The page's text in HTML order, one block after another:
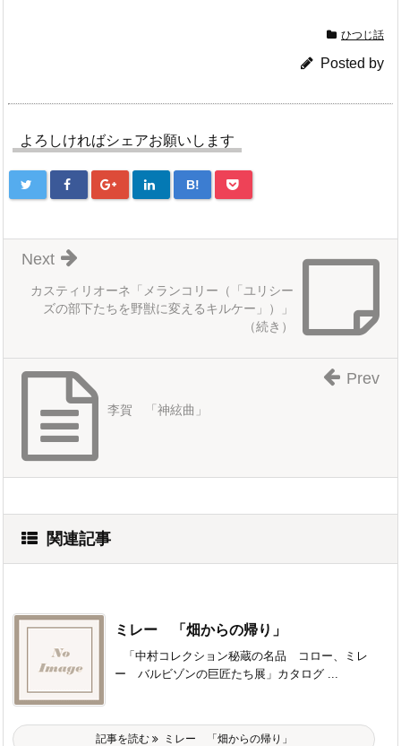
ひつじ話
Posted by
よろしければシェアお願いします
B!
カスティリオーネ「メランコリー（「ユリシー
ズの部下たちを野獣に変えるキルケー」）」
（続き）
Next
李賀 「神絃曲」
Prev
関連記事
ミレー 「畑からの帰り」
「中村コレクション秘蔵の名品 コロー、ミレ
ー バルビゾンの巨匠たち展」カタログ ...
記事を読む ミレー 「畑からの帰り」